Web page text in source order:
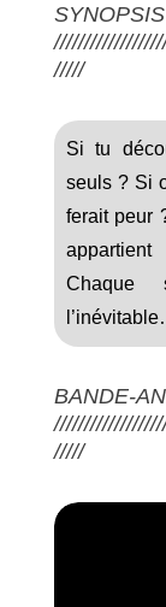
SYNOPSIS
/////
Si tu
seuls ? Si
ferait peur
Chaque
BANDE-
/////